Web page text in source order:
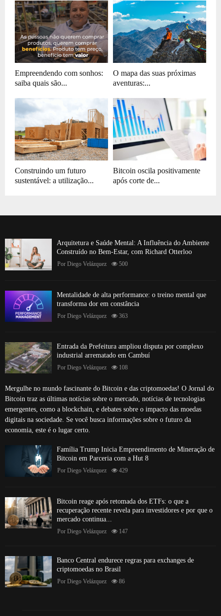
Empreendendo com sonhos:
saiba quais são...
O mapa das suas próximas
aventuras:...
Construindo um futuro
sustentável: a utilização...
Bitcoin oscila positivamente
após corte de...
Arquitetura e Saúde Mental: A Influência do Ambiente
Construído no Bem-Estar, com Richard Otterloo
Por Diego Velázquez 500
Mentalidade de alta performance: o treino mental que
transforma dor em constância
Por Diego Velázquez 363
Entrada da Prefeitura ampliou disputa por complexo
industrial arrematado em Cambuí
Por Diego Velázquez 108
Mergulhe no mundo fascinante do Bitcoin e das criptomoedas! O Jornal do
Bitcoin traz as últimas notícias sobre o mercado, notícias de tecnologias
emergentes, como a blockchain, e debates sobre o impacto das moedas
digitais na sociedade. Se você busca informações sobre o futuro da
economia, este é o lugar certo.
Família Trump Inicia Empreendimento de Mineração de
Bitcoin em Parceria com a Hut 8
Por Diego Velázquez 429
Bitcoin reage após retomada dos ETFs: o que a
recuperação recente revela para investidores e por que o
mercado continua...
Por Diego Velázquez 147
Banco Central endurece regras para exchanges de
criptomoedas no Brasil
Por Diego Velázquez 86